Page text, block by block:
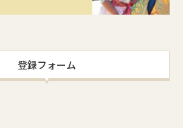
登録フォーム